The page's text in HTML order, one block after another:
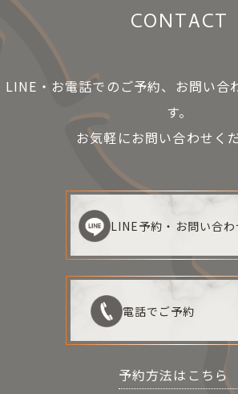
CONTACT
LINE・お電話でのご予約、お問い合
す。
お気軽にお問い合わせく
LINE予約・お問い合わ
電話でご予約
予約方法はこちら